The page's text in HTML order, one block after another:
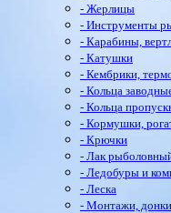
- Жерлицы
- Инструменты
- Карабины,
- Катушки
- Кембрики,
- Кольца
- Кольца
- Кормушки,
- Крючки
- Лак
- Ледобуры и
- Леска
- Монтажи,